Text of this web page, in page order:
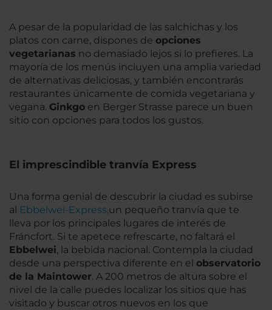
A pesar de la popularidad de las salchichas y los
platos con carne, dispones de opciones
vegetarianas no demasiado lejos si lo prefieres. La
mayoría de los menús incluyen una amplia variedad
de alternativas deliciosas, y también encontrarás
restaurantes únicamente de comida vegetariana y
vegana. Ginkgo en Berger Strasse parece un buen
sitio con opciones para todos los gustos.
El imprescindible tranvía Express
Una forma genial de descubrir la ciudad es subirse
al Ebbelwei-Express,un pequeño tranvía que te
lleva por los principales lugares de interés de
Fráncfort. Si te apetece refrescarte, no faltará el
Ebbelwei, la bebida nacional. Contempla la ciudad
desde una perspectiva diferente en el observatorio
de la Maintower. A 200 metros de altura sobre el
nivel de la calle puedes localizar los sitios que has
visitado y buscar otros nuevos en los que